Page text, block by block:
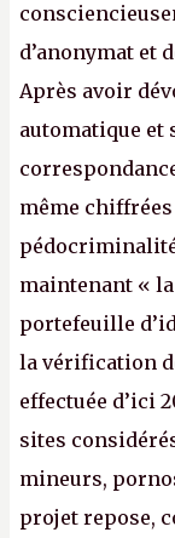
d’anonymat et
Après avoir
automatique et
même
maintenant «
portefeuille
la vérification
effectuée d’ici
sites
mineurs,
projet repose,